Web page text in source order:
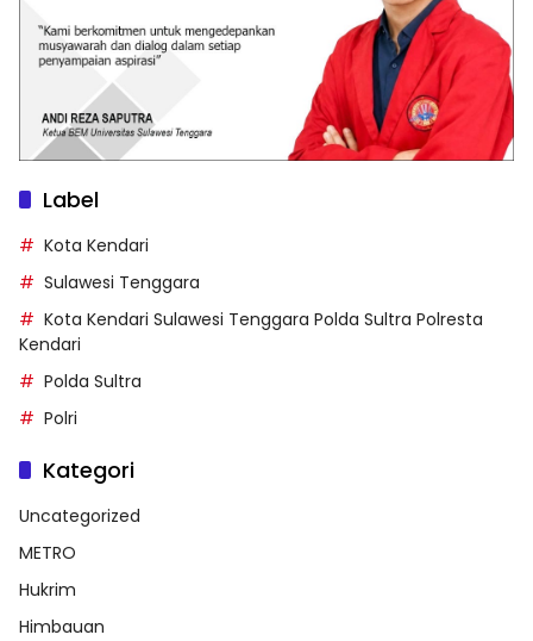
Label
Kota Kendari
Sulawesi Tenggara
Kota Kendari Sulawesi Tenggara Polda Sultra Polresta
Kendari
Polda Sultra
Polri
Kategori
Uncategorized
METRO
Hukrim
Himbauan